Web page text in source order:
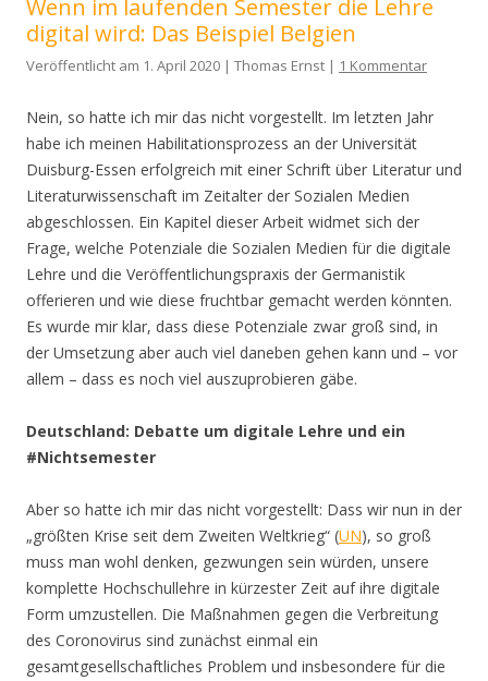
Wenn im laufenden Semester die Lehre
digital wird: Das Beispiel Belgien
Veröffentlicht am 1. April 2020 | Thomas Ernst | 1 Kommentar
Nein, so hatte ich mir das nicht vorgestellt. Im letzten Jahr
habe ich meinen Habilitationsprozess an der Universität
Duisburg-Essen erfolgreich mit einer Schrift über Literatur und
Literaturwissenschaft im Zeitalter der Sozialen Medien
abgeschlossen. Ein Kapitel dieser Arbeit widmet sich der
Frage, welche Potenziale die Sozialen Medien für die digitale
Lehre und die Veröffentlichungspraxis der Germanistik
offerieren und wie diese fruchtbar gemacht werden könnten.
Es wurde mir klar, dass diese Potenziale zwar groß sind, in
der Umsetzung aber auch viel daneben gehen kann und – vor
allem – dass es noch viel auszuprobieren gäbe.
Deutschland: Debatte um digitale Lehre und ein
#Nichtsemester
Aber so hatte ich mir das nicht vorgestellt: Dass wir nun in der
„größten Krise seit dem Zweiten Weltkrieg“ (UN), so groß
muss man wohl denken, gezwungen sein würden, unsere
komplette Hochschullehre in kürzester Zeit auf ihre digitale
Form umzustellen. Die Maßnahmen gegen die Verbreitung
des Coronovirus sind zunächst einmal ein
gesamtgesellschaftliches Problem und insbesondere für die